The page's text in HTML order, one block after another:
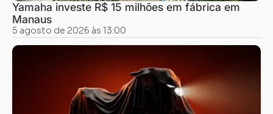
Yamaha investe R$ 15 milhões em fábrica em
Manaus
5 agosto de 2026 às 13:00